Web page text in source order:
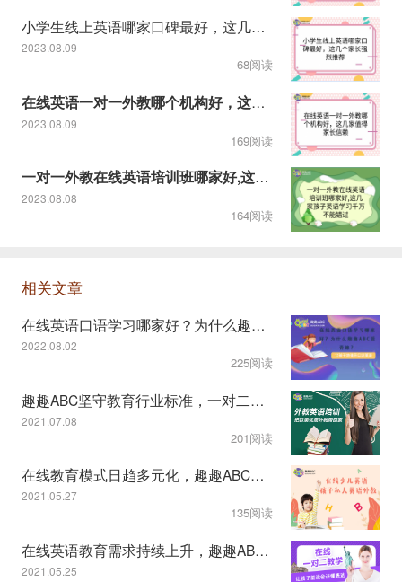
小学生线上英语哪家口碑最好，这几个家长强烈推荐
2023.08.09
68阅读
在线英语一对一外教哪个机构好，这几家值得家长信赖
2023.08.09
169阅读
一对一外教在线英语培训班哪家好,这几家孩子英语学习千万不能错
2023.08.08
164阅读
相关文章
在线英语口语学习哪家好？为什么趣趣ABC受青睐？
2022.08.02
225阅读
趣趣ABC坚守教育行业标准，一对二课程模式受认可
2021.07.08
201阅读
在线教育模式日趋多元化，趣趣ABC教学服务显特色
2021.05.27
135阅读
在线英语教育需求持续上升，趣趣ABC一对二模式获认可
2021.05.25